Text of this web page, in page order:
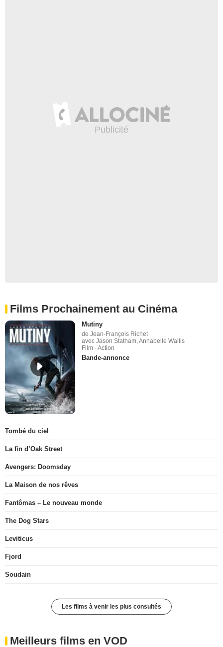
Films Prochainement au Cinéma
Mutiny
de Jean-François Richet
avec Jason Statham, Annabelle Wallis
Film - Action
Bande-annonce
Tombé du ciel
La fin d’Oak Street
Avengers: Doomsday
La Maison de nos rêves
Fantômas – Le nouveau monde
The Dog Stars
Leviticus
Fjord
Soudain
Les films à venir les plus consultés
Meilleurs films en VOD